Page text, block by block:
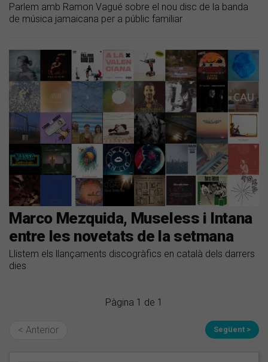
Parlem amb Ramon Vagué sobre el nou disc de la banda
de música jamaicana per a públic familiar
Marco Mezquida, Museless i Intana
entre les novetats de la setmana
Llistem els llançaments discogràfics en català dels darrers
dies
Pàgina 1 de 1
< Anterior Següent >